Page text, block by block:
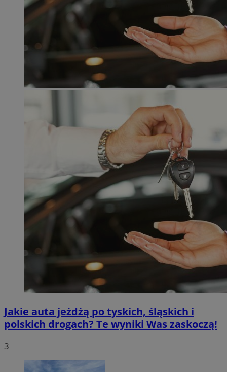
Jakie auta jeżdżą po tyskich, śląskich i
polskich drogach? Te wyniki Was zaskoczą!
3